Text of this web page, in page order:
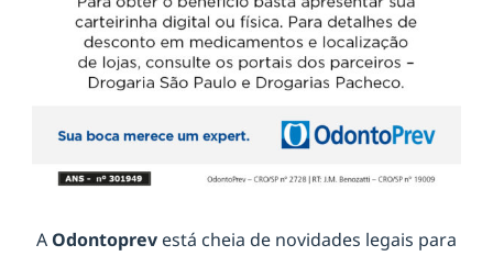
A Odontoprev está cheia de novidades legais para